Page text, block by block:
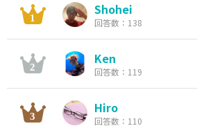
Shohei
回答数：138
Ken
回答数：119
Hiro
回答数：110